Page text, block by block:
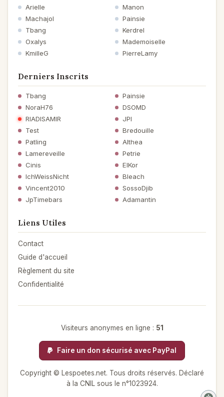
Arielle
Manon
Machajol
Painsie
Tbang
Kerdrel
Oxalys
Mademoiselle
KmilleG
PierreLamy
Derniers Inscrits
Tbang
Painsie
NoraH76
DSOMD
RIADISAMIR
JPI
Test
Bredouille
Patling
Althea
Lamereveille
Petrie
Cinis
ElKor
IchWeissNicht
Bleach
Vincent2010
SossoDjib
JpTimebars
Adamantin
Liens Utiles
Contact
Guide d'accueil
Règlement du site
Confidentialité
Visiteurs anonymes en ligne : 51
Faire un don sécurisé avec PayPal
Copyright © Lespoetes.net. Tous droits réservés. Déclaré
à la CNIL sous le n°1023924.